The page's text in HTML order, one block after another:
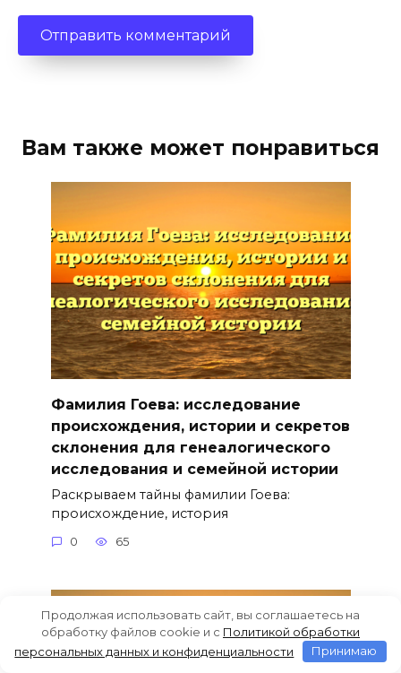
Вам также может понравиться
Фамилия Гоева: исследование
происхождения, истории и секретов
склонения для генеалогического
исследования и семейной истории
Раскрываем тайны фамилии Гоева:
происхождение, история
0 65
Продолжая использовать сайт, вы соглашаетесь на
обработку файлов cookie и c Политикой обработки
персональных данных и конфиденциальности
Принимаю